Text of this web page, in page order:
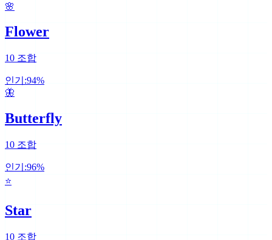
🌸
Flower
10 조합
인기:94%
🦋
Butterfly
10 조합
인기:96%
⭐
Star
10 조합